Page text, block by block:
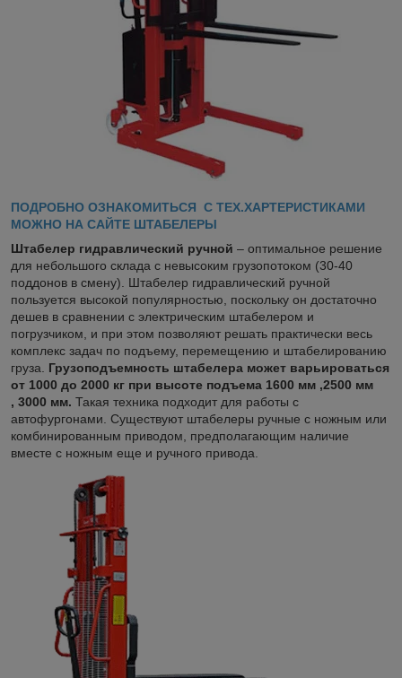
ПОДРОБНО ОЗНАКОМИТЬСЯ С ТЕХ.ХАРТЕРИСТИКАМИ
МОЖНО НА САЙТЕ ШТАБЕЛЕРЫ
Штабелер гидравлический ручной – оптимальное решение
для небольшого склада с невысоким грузопотоком (30-40
поддонов в смену). Штабелер гидравлический ручной
пользуется высокой популярностью, поскольку он достаточно
дешев в сравнении с электрическим штабелером и
погрузчиком, и при этом позволяют решать практически весь
комплекс задач по подъему, перемещению и штабелированию
груза.
Грузоподъемность штабелера может варьироваться
от 1000 до 2000 кг при высоте подъема 1600 мм ,2500 мм
, 3000 мм. Такая техника подходит для работы с
автофургонами. Существуют штабелеры ручные с ножным или
комбинированным приводом, предполагающим наличие
вместе с ножным еще и ручного привода.